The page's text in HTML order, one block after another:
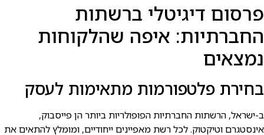
פרסום דיגיטלי ברשתות
החברתיות: איפה שהלקוחות
נמצאים
בחירת פלטפורמות מתאימות לעסק
ב-ישראל, הרשתות החברתיות הפופולריות ביותר הן פייסבוק,
אינסטגרם וטיקטוק. לכל רשת מאפיינים ייחודיים, ומומלץ להתאים את